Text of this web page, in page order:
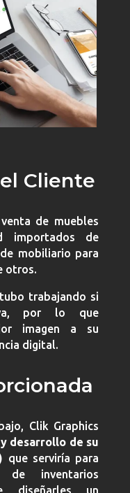
Cliente
de muebles
importados de
mobiliario para
otros.
trabajando si
por lo que
imagen a su
digital.
Clik Graphics
desarrollo de su
que serviría para
de inventarios
diseñarles un